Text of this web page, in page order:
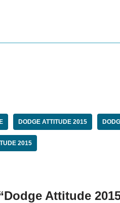
DODGE ATTITUDE 2015
2015
Attitude